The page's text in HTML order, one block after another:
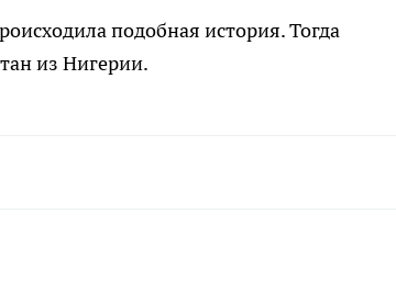
подобная история. Тогда
из Нигерии.